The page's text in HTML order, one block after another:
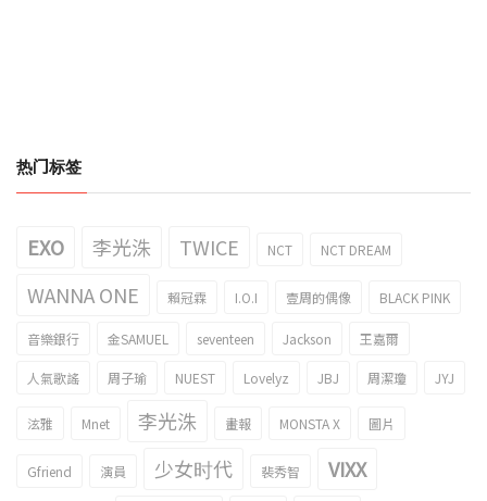
热门标签
EXO 李光洙 TWICE NCT NCT DREAM
WANNA ONE 賴冠霖 I.O.I 壹周的偶像 BLACK PINK
音樂銀行 金SAMUEL seventeen Jackson 王嘉爾
人氣歌謠 周子瑜 NUEST Lovelyz JBJ 周潔瓊 JYJ
泫雅 Mnet 李光洙 畫報 MONSTA X 圖片
Gfriend 演員 少女时代 裴秀智 VIXX